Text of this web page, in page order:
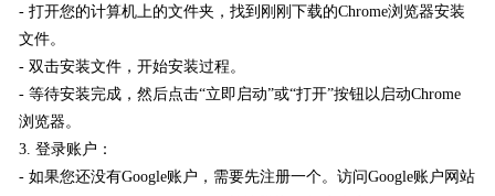
- 打开您的计算机上的文件夹，找到刚刚下载的Chrome浏览器安装
文件。
- 双击安装文件，开始安装过程。
- 等待安装完成，然后点击“立即启动”或“打开”按钮以启动Chrome
浏览器。
3. 登录账户：
- 如果您还没有Google账户，需要先注册一个。访问Google账户网站